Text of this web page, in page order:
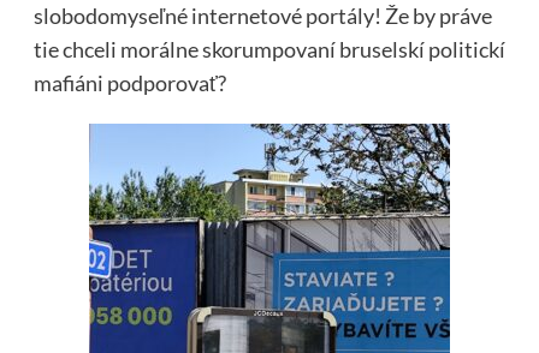
slobodomyseľné internetové portály! Že by práve
tie chceli morálne skorumpovaní bruselskí politickí
mafiáni podporovať?